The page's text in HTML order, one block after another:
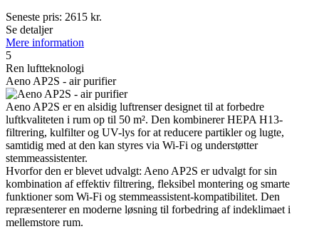
Seneste pris: 2615 kr.
Se detaljer
Mere information
5
Ren luftteknologi
Aeno AP2S - air purifier
Aeno AP2S er en alsidig luftrenser designet til at forbedre
luftkvaliteten i rum op til 50 m². Den kombinerer HEPA H13-
filtrering, kulfilter og UV-lys for at reducere partikler og lugte,
samtidig med at den kan styres via Wi-Fi og understøtter
stemmeassistenter.
Hvorfor den er blevet udvalgt: Aeno AP2S er udvalgt for sin
kombination af effektiv filtrering, fleksibel montering og smarte
funktioner som Wi-Fi og stemmeassistent-kompatibilitet. Den
repræsenterer en moderne løsning til forbedring af indeklimaet i
mellemstore rum.